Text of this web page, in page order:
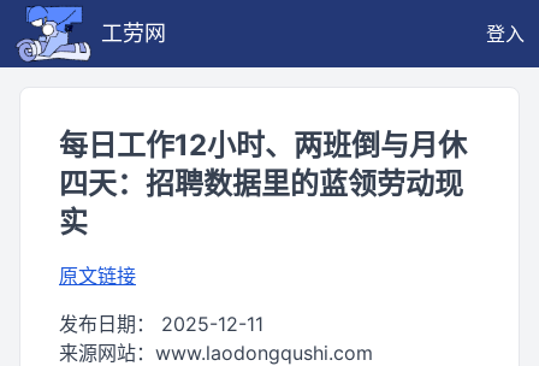
工劳网 登入
每日工作12小时、两班倒与月休
四天：招聘数据里的蓝领劳动现
实
原文链接
发布日期： 2025-12-11
来源网站： www.laodongqushi.com